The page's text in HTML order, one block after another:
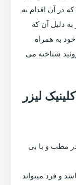
در آن اقدام به
دلیل آن که
به همراه
شناخته می
لیزر
مطب و با بی
و فرد میتواند